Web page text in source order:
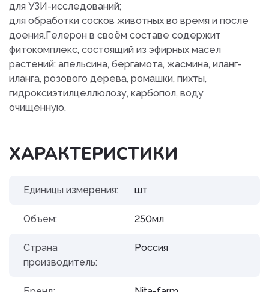
для УЗИ-исследований;
для обработки сосков животных во время и после
доения.Гелерон в своём составе содержит
фитокомплекс, состоящий из эфирных масел
растений: апельсина, бергамота, жасмина, иланг-
иланга, розового дерева, ромашки, пихты,
гидроксиэтилцеллюлозу, карбопол, воду
очищенную.
ХАРАКТЕРИСТИКИ
Единицы измерения: шт
Объем: 250мл
Страна
производитель:
Россия